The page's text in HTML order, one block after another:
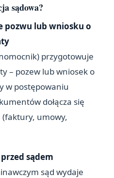
sądowa?
pozwu lub wniosku o
przygotowuje
– pozew lub wniosek o
w postępowaniu
dołącza się
(faktury, umowy,
sądem
sąd wydaje